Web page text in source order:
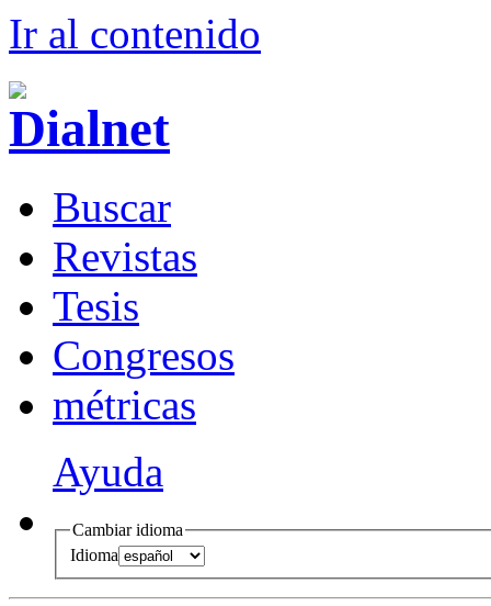
Ir al contenido
Buscar
Revistas
Tesis
Congresos
métricas
Ayuda
Cambiar idioma
Idioma